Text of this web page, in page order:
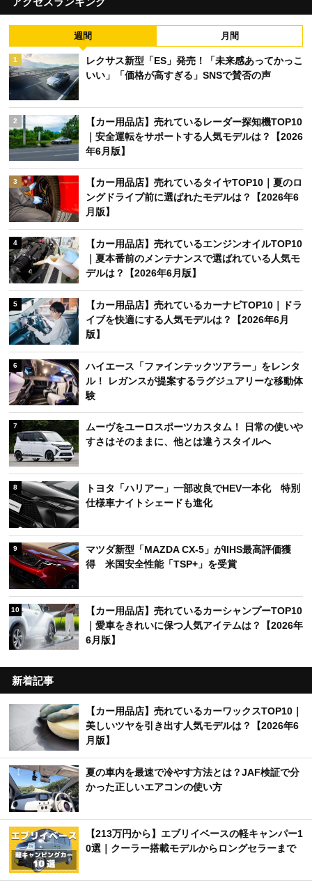
週間 月間
1
レクサス新型「ES」発売！「未来感あってかっこ
いい」「価格が高すぎる」SNSで賛否の声
2
【カー用品店】売れているレーダー探知機TOP10
｜安全運転をサポートする人気モデルは？【2026
年6月版】
3
【カー用品店】売れているタイヤTOP10｜夏のロ
ングドライブ前に選ばれたモデルは？【2026年6
月版】
4
【カー用品店】売れているエンジンオイルTOP10
｜夏本番前のメンテナンスで選ばれている人気モ
デルは？【2026年6月版】
5
【カー用品店】売れているカーナビTOP10｜ドラ
イブを快適にする人気モデルは？【2026年6月
版】
6
ハイエース「ファインテックツアラー」をレンタ
ル！ レガンスが提案するラグジュアリーな移動体
験
7
ムーヴをユーロスポーツカスタム！ 日常の使いや
すさはそのままに、他とは違うスタイルへ
8
トヨタ「ハリアー」一部改良でHEV一本化 特別
仕様車ナイトシェードも進化
9
マツダ新型「MAZDA CX-5」がIIHS最高評価獲
得 米国安全性能「TSP+」を受賞
10
【カー用品店】売れているカーシャンプーTOP10
｜愛車をきれいに保つ人気アイテムは？【2026年
6月版】
新着記事
【カー用品店】売れているカーワックスTOP10｜
美しいツヤを引き出す人気モデルは？【2026年6
月版】
夏の車内を最速で冷やす方法とは？JAF検証で分
かった正しいエアコンの使い方
【213万円から】エブリイベースの軽キャンパー1
0選｜クーラー搭載モデルからロングセラーまで